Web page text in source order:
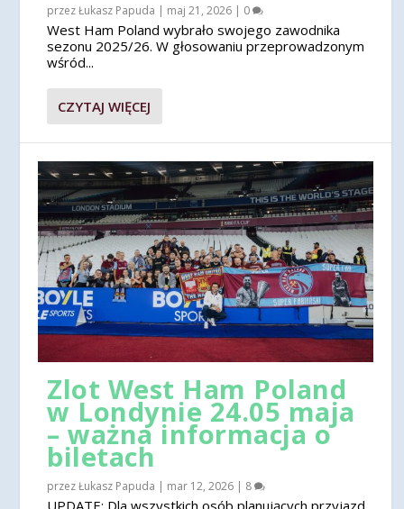
przezŁukasz Papuda | maj 21, 2026 | 0
West Ham Poland wybrało swojego zawodnika
sezonu 2025/26. W głosowaniu przeprowadzonym
wśród...
CZYTAJ WIĘCEJ
Zlot West Ham Poland
w Londynie 24.05 maja
– ważna informacja o
biletach
przezŁukasz Papuda | mar 12, 2026 | 8
UPDATE: Dla wszystkich osób planujących przyjazd